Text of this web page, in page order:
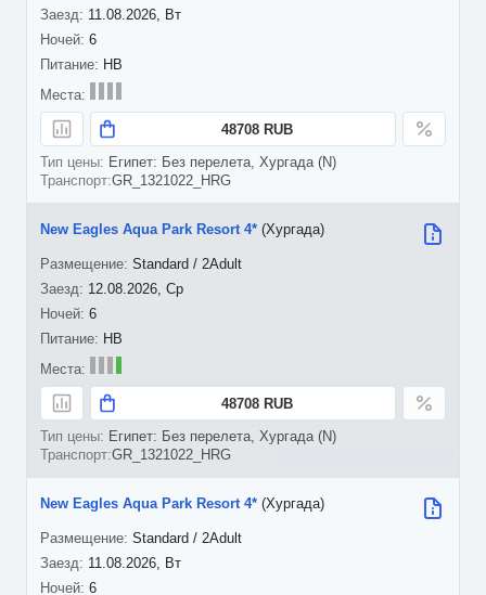
11.08.2026, Вт
6
HB
48708 RUB
Египет: Без перелета, Хургада (N)
GR_1321022_HRG
12.08.2026, Ср
6
New Eagles Aqua Park Resort 4* (Хургада)
Standard / 2Adult
HB
48708 RUB
Египет: Без перелета, Хургада (N)
GR_1321022_HRG
11.08.2026, Вт
6
New Eagles Aqua Park Resort 4* (Хургада)
Standard / 2Adult